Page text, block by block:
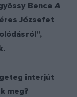
BenceA
Józsefet
interjút
meg?